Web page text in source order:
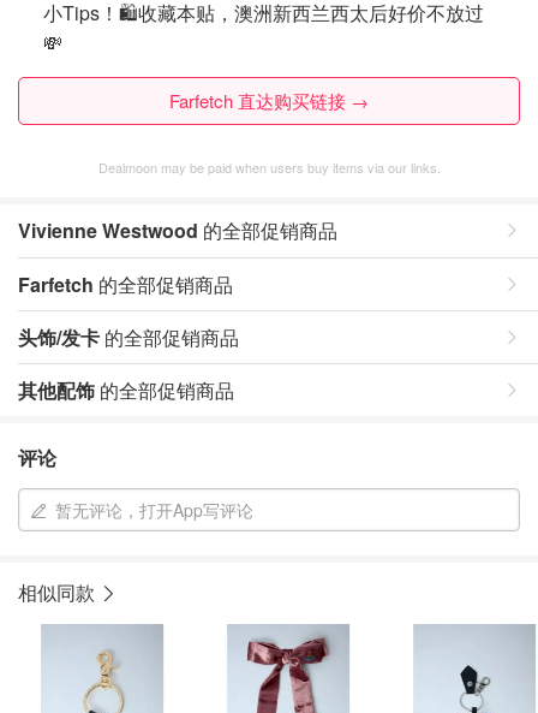
小Tips！🛍️收藏本贴，澳洲新西兰西太后好价不放过
💸
Farfetch 直达购买链接 →
Dealmoon may be paid when users buy items via our links.
Vivienne Westwood 的全部促销商品
Farfetch 的全部促销商品
头饰/发卡 的全部促销商品
其他配饰 的全部促销商品
评论
暂无评论，打开App写评论
相似同款